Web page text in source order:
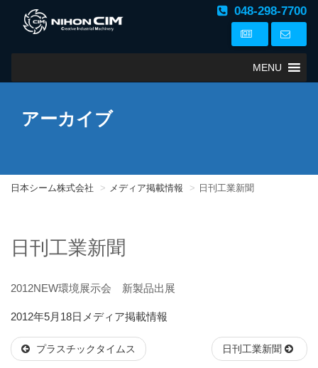
048-298-7700
MENU
アーカイブ
日本シーム株式会社 メディア掲載情報 日刊工業新聞
日刊工業新聞
2012NEW環境展示会 新製品出展
投
日:
2012年5月18日 カ
ゴ
メディア掲載情報
プラスチックタイムス 日刊工業新聞